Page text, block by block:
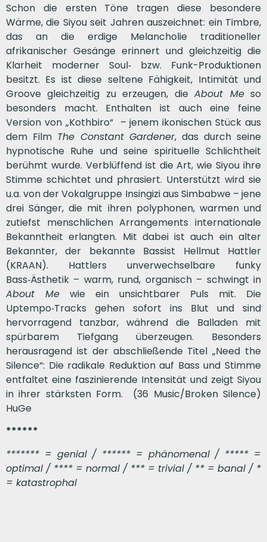
Schon die ersten Töne tragen diese besondere
Wärme, die Siyou seit Jahren auszeichnet: ein Timbre,
das an die erdige Melancholie traditioneller
afrikanischer Gesänge erinnert und gleichzeitig die
Klarheit moderner Soul‑ bzw. Funk-Produktionen
besitzt. Es ist diese seltene Fähigkeit, Intimität und
Groove gleichzeitig zu erzeugen, dieAbout Meso
besonders macht. Enthalten ist auch eine feine
Version von „Kothbiro“ – jenem ikonischen Stück aus
dem Film The Constant Gardener, das durch seine
hypnotische Ruhe und seine spirituelle Schlichtheit
berühmt wurde. Verblüffend ist die Art, wie Siyou ihre
Stimme schichtet und phrasiert. Unterstützt wird sie
u.a. von der Vokalgruppe Insingizi aus Simbabwe – jene
drei Sänger, die mit ihren polyphonen, warmen und
zutiefst menschlichen Arrangements internationale
Bekanntheit erlangten. Mit dabei ist auch ein alter
Bekannter, der bekannte Bassist Hellmut Hattler
(KRAAN). Hattlers unverwechselbare funky
Bass‑Ästhetik – warm, rund, organisch – schwingt in
About Me wie ein unsichtbarer Puls mit. Die
Uptempo‑Tracks gehen sofort ins Blut und sind
hervorragend tanzbar, während die Balladen mit
spürbarem Tiefgang überzeugen. Besonders
herausragend ist der abschließende Titel „Need the
Silence“: Die radikale Reduktion auf Bass und Stimme
entfaltet eine faszinierende Intensität und zeigt Siyou
in ihrer stärksten Form. (36 Music/Broken Silence)
HuGe
******
******* = genial / ****** = phänomenal / ***** =
optimal / **** = normal / *** = trivial / ** = banal / *
= katastrophal